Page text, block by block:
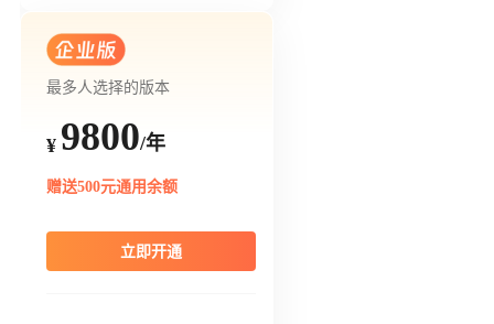
最多人选择的版本
¥ 9800/年
赠送500元通用余额
立即开通